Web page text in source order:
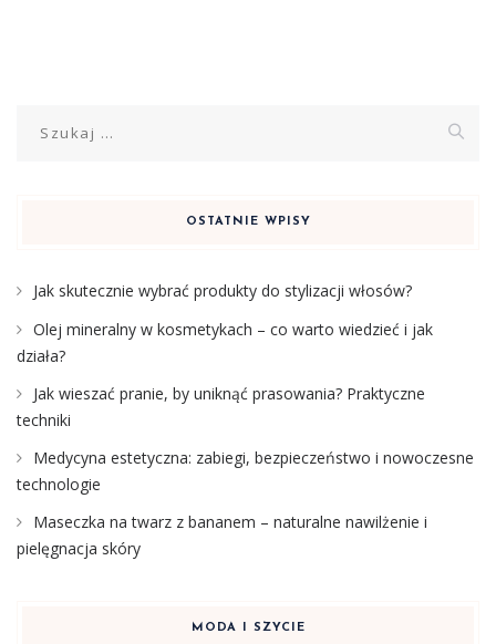
OSTATNIE WPISY
Jak skutecznie wybrać produkty do stylizacji włosów?
Olej mineralny w kosmetykach – co warto wiedzieć i jak
działa?
Jak wieszać pranie, by uniknąć prasowania? Praktyczne
techniki
Medycyna estetyczna: zabiegi, bezpieczeństwo i nowoczesne
technologie
Maseczka na twarz z bananem – naturalne nawilżenie i
pielęgnacja skóry
MODA I SZYCIE